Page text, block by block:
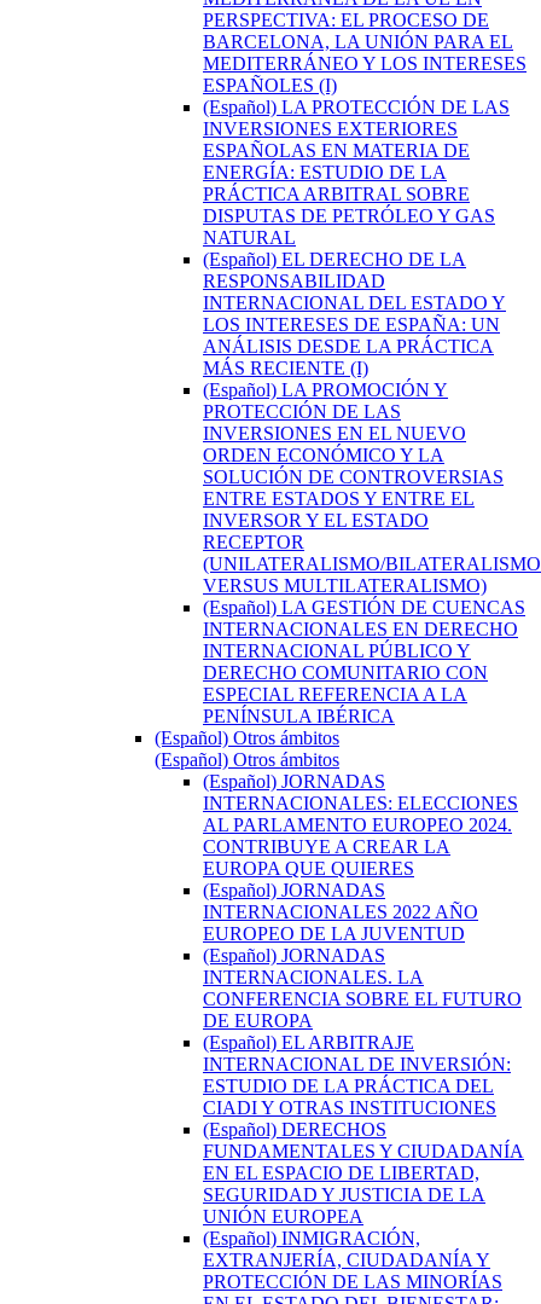
PERSPECTIVA: EL PROCESO DE
BARCELONA, LA UNIÓN PARA EL
MEDITERRÁNEO Y LOS INTERESES
ESPAÑOLES (I)
(Español) LA PROTECCIÓN DE LAS
INVERSIONES EXTERIORES
ESPAÑOLAS EN MATERIA DE
ENERGÍA: ESTUDIO DE LA
PRÁCTICA ARBITRAL SOBRE
DISPUTAS DE PETRÓLEO Y GAS
NATURAL
(Español) EL DERECHO DE LA
RESPONSABILIDAD
INTERNACIONAL DEL ESTADO Y
LOS INTERESES DE ESPAÑA: UN
ANÁLISIS DESDE LA PRÁCTICA
MÁS RECIENTE (I)
(Español) LA PROMOCIÓN Y
PROTECCIÓN DE LAS
INVERSIONES EN EL NUEVO
ORDEN ECONÓMICO Y LA
SOLUCIÓN DE CONTROVERSIAS
ENTRE ESTADOS Y ENTRE EL
INVERSOR Y EL ESTADO
RECEPTOR
(UNILATERALISMO/BILATERALISMO
VERSUS MULTILATERALISMO)
(Español) LA GESTIÓN DE CUENCAS
INTERNACIONALES EN DERECHO
INTERNACIONAL PÚBLICO Y
DERECHO COMUNITARIO CON
ESPECIAL REFERENCIA A LA
PENÍNSULA IBÉRICA
(Español) Otros ámbitos
(Español) Otros ámbitos
(Español) JORNADAS
INTERNACIONALES: ELECCIONES
AL PARLAMENTO EUROPEO 2024.
CONTRIBUYE A CREAR LA
EUROPA QUE QUIERES
(Español) JORNADAS
INTERNACIONALES 2022 AÑO
EUROPEO DE LA JUVENTUD
(Español) JORNADAS
INTERNACIONALES. LA
CONFERENCIA SOBRE EL FUTURO
DE EUROPA
(Español) EL ARBITRAJE
INTERNACIONAL DE INVERSIÓN:
ESTUDIO DE LA PRÁCTICA DEL
CIADI Y OTRAS INSTITUCIONES
(Español) DERECHOS
FUNDAMENTALES Y CIUDADANÍA
EN EL ESPACIO DE LIBERTAD,
SEGURIDAD Y JUSTICIA DE LA
UNIÓN EUROPEA
(Español) INMIGRACIÓN,
EXTRANJERÍA, CIUDADANÍA Y
PROTECCIÓN DE LAS MINORÍAS